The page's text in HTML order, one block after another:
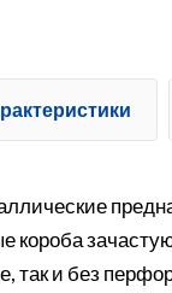
короба
так и без